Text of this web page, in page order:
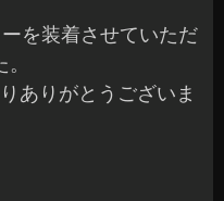
を装着させていただ
ありがとうございま